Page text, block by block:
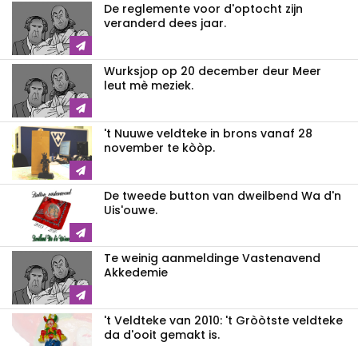
De reglemente voor d'optocht zijn
veranderd dees jaar.
Wurksjop op 20 december deur Meer
leut mè meziek.
't Nuuwe veldteke in brons vanaf 28
november te kòòp.
De tweede button van dweilbend Wa d'n
Uis'ouwe.
Te weinig aanmeldinge Vastenavend
Akkedemie
't Veldteke van 2010: 't Gròòtste veldteke
da d'ooit gemakt is.